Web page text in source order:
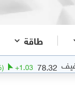
طاقة
+1.03
(+1.33%)